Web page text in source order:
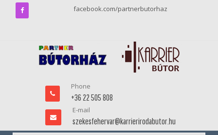
facebook.com/partnerbutorhaz
Phone
+36 22 505 808
E-mail
szekesfehervar@karrierirodabutor.hu